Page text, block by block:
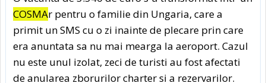
COSMAr pentru o familie din Ungaria, care a
primit un SMS cu o zi inainte de plecare prin care
era anuntata sa nu mai mearga la aeroport. Cazul
nu este unul izolat, zeci de turisti au fost afectati
de anularea zborurilor charter si a rezervarilor.